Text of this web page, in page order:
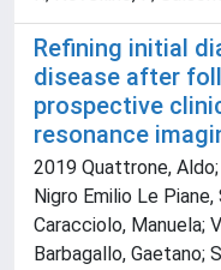
Refining initial
disease after
prospective
resonance
2019 Quattrone,
Nigro Emilio Le
Caracciolo, Manuela;
Barbagallo, Gaetano;